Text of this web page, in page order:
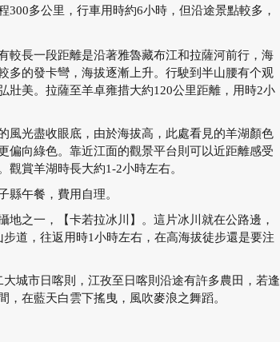
多公里，行車用時約6小時，但沿途景點較多，
較長一段距離是沿著雅魯藏布江和拉薩河前行，海
多的發卡彎，海拔逐漸上升。行駛到半山腰有个观
壯美。拉薩至羊卓雍措大約120公里距離，用時2小
風光盡收眼底，由於海拔高，此處看見的羊湖顏色
偏向綠色。靠近江面的觀景平台則可以近距離感受
賞羊湖時長大約1-2小時左右。
縣午餐，費用自理。
之一，【卡若拉冰川】。這片冰川就在公路邊，
道，往返用時1小時左右，在高海拔徒步還是要注
城市日喀則，江孜至日喀則沿途有許多農田，若逢
在藍天白雲下搖曳，風吹麥浪之舞蹈。